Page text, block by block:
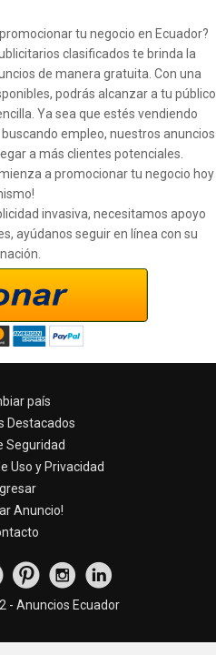
tu negocio en Ecuador?
clasificados te brinda la
de manera gratuita. Con una
podrás alcanzar a tu público
Ya sea que estés vendiendo
empleo, nuestros anuncios
a más clientes potenciales.
a promocionar tu negocio hoy
invasiva, necesitamos apoyo
ayúdanos seguir en línea con su
país
Destacados
Seguridad
Uso y Privacidad
Anuncio!
- Anuncios Ecuador